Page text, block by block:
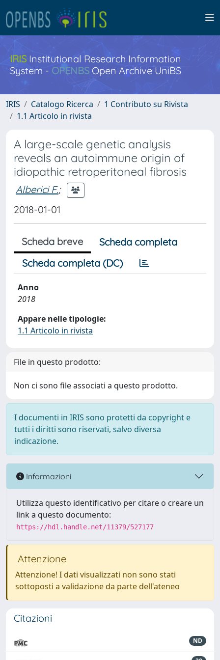
IRISInstitutional Research Information
System - OPENBS Open Archive UniBS
IRIS Catalogo Ricerca
1 Contributo su Rivista
1.1 Articolo in rivista
A large-scale genetic analysis
reveals an autoimmune origin of
idiopathic retroperitoneal fibrosis
Alberici F.;
2018-01-01
Scheda breve
Scheda completa
Scheda completa (DC)
Anno
2018
Appare nelle tipologie:
1.1 Articolo in rivista
File in questo prodotto:
Non ci sono file associati a questo prodotto.
I documenti in IRIS sono protetti da copyright e
tutti i diritti sono riservati, salvo diversa
indicazione.
Informazioni
Utilizza questo identificativo per citare o creare un
link a questo documento:
https://hdl.handle.net/11379/527177
Attenzione
Attenzione! I dati visualizzati non sono stati
sottoposti a validazione da parte dell'ateneo
Citazioni
ND